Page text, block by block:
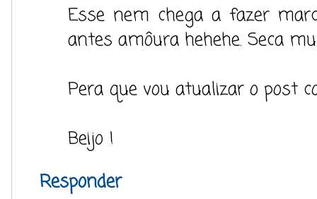
Esse nem chega a fazer
antes amôura hehehe. Seca
Pera que vou atualizar o post
Beijo !
Responder